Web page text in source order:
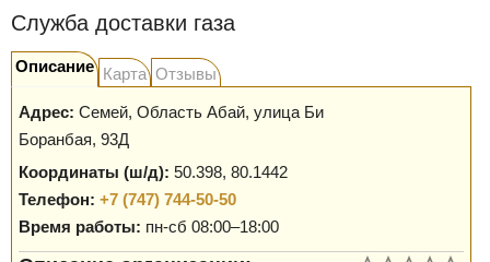
Служба доставки газа
Описание Карта Отзывы
Адрес: Семей, Область Абай, улица Би
Боранбая, 93Д
Координаты (ш/д): 50.398, 80.1442
Телефон: +7 (747) 744-50-50
Время работы: пн-сб 08:00–18:00